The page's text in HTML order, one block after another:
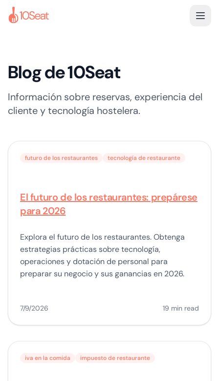
Blog de 10Seat
Información sobre reservas, experiencia del
cliente y tecnología hostelera.
futuro de los restaurantes tecnología de restaurante
El futuro de los restaurantes: prepárese
para 2026
Explora el futuro de los restaurantes. Obtenga
estrategias prácticas sobre tecnología,
operaciones y dotación de personal para
preparar su negocio y sus ganancias en 2026.
7/9/2026 19 min read
iva en la comida impuesto de restaurante